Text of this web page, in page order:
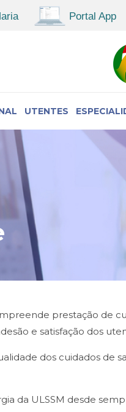
UTENTES
prestação de
e satisfação dos
dos cuidados de
da ULSSM desde